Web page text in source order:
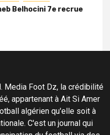
Belhocini 7e recrue
Media Foot Dz, la crédibilité
appartenant à Ait Si Amer
algérien qu'elle soit à
C'est un journal qui